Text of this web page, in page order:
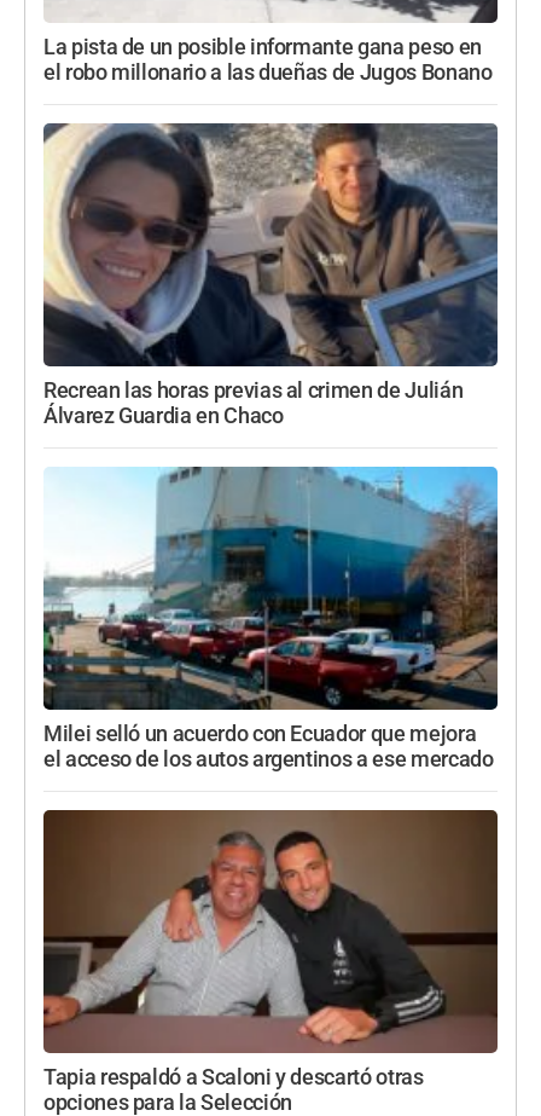
La pista de un posible informante gana peso en
el robo millonario a las dueñas de Jugos Bonano
Recrean las horas previas al crimen de Julián
Álvarez Guardia en Chaco
Milei selló un acuerdo con Ecuador que mejora
el acceso de los autos argentinos a ese mercado
Tapia respaldó a Scaloni y descartó otras
opciones para la Selección